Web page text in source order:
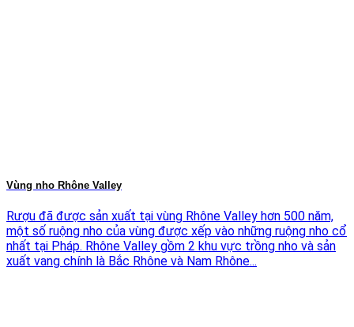
Vùng nho Rhône Valley
Rượu đã được sản xuất tại vùng Rhône Valley hơn 500 năm,
một số ruộng nho của vùng được xếp vào những ruộng nho cổ
nhất tại Pháp. Rhône Valley gồm 2 khu vực trồng nho và sản
xuất vang chính là Bắc Rhône và Nam Rhône...